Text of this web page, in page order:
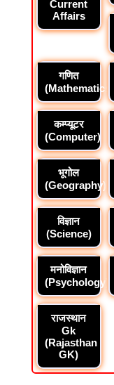
Current
Affairs
गणित
(Mathematics)
कम्प्यूटर
(Computer)
भूगोल
(Geography)
विज्ञान
(Science)
मनोविज्ञान
(Psychology)
राजस्थान
Gk
(Rajasthan
GK)